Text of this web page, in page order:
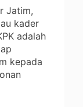
Jatim,
kader
adalah
kepada